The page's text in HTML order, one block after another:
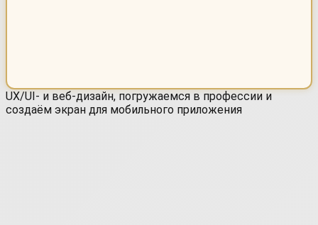
UX/UI- и веб-дизайн, погружаемся в профессии и
создаём экран для мобильного приложения